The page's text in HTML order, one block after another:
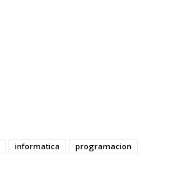
informatica programacion